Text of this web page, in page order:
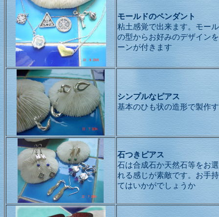
モールドのペンダント
粘土感覚で出来ます。モー
の型からお好みのデザイン
ーンが付きます
シンプルなピアス
基本のひも状の造形で製作
石つきピアス
石は合成石か天然石等をお
れる感じが素敵です。お手
てはいかがでしょうか